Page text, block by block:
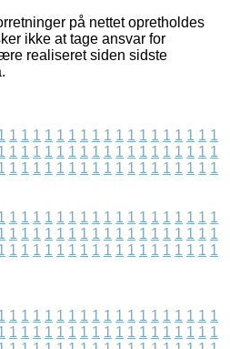
på nettet opretholdes
ikke at tage ansvar for
realiseret siden sidste
1 1 1 1 1 1 1 1 1 1 1 1 1 1 1 1 1 1
1 1 1 1 1 1 1 1 1 1 1 1 1 1 1 1 1 1
1 1 1 1 1 1 1 1 1 1 1 1 1 1 1 1 1 1
1 1 1 1 1 1 1 1 1 1 1 1 1 1 1 1 1 1
1 1 1 1 1 1 1 1 1 1 1 1 1 1 1 1 1 1
1 1 1 1 1 1 1 1 1 1 1 1 1 1 1 1 1 1
1 1 1 1 1 1 1 1 1 1 1 1 1 1 1 1 1 1
1 1 1 1 1 1 1 1 1 1 1 1 1 1 1 1 1 1